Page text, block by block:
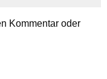
Kommentar oder